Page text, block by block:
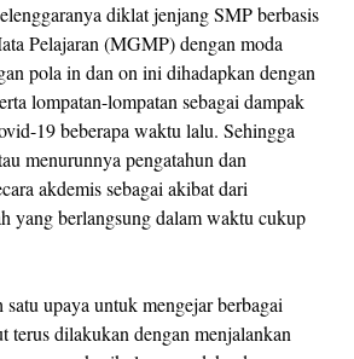
diklat jenjang SMP berbasis
Pelajaran (MGMP) dengan moda
pola in dan on ini dihadapkan dengan
lompatan-lompatan sebagai dampak
19 beberapa waktu lalu. Sehingga
menurunnya pengatahun dan
akdemis sebagai akibat dari
yang berlangsung dalam waktu cukup
satu upaya untuk mengejar berbagai
terus dilakukan dengan menjalankan